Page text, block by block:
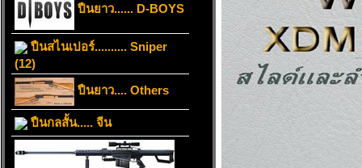
ปืนยาว...... D-BOYS
ปืนสไนเปอร์.......... Sniper
(12)
ปืนยาว.... Others
ปืนกลสั้น..... จีน